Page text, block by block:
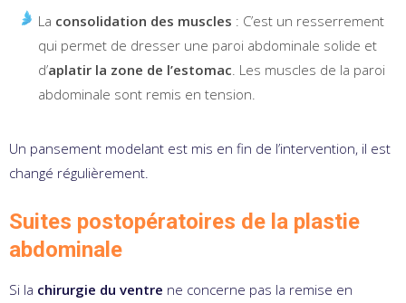
La consolidation des muscles : C’est un resserrement
qui permet de dresser une paroi abdominale solide et
d’aplatir la zone de l’estomac . Les muscles de la paroi
abdominale sont remis en tension.
Un pansement modelant est mis en fin de l’intervention, il est
changé régulièrement.
Suites postopératoires de la plastie
abdominale
Si la chirurgie du ventre ne concerne pas la remise en